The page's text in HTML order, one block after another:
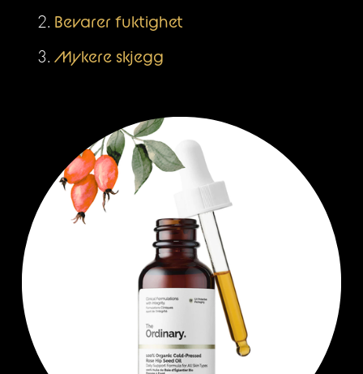
Bevarer fuktighet
Mykere skjegg